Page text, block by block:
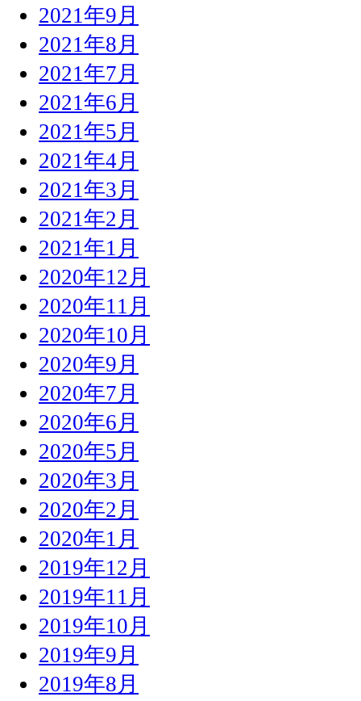
2021年9月
2021年8月
2021年7月
2021年6月
2021年5月
2021年4月
2021年3月
2021年2月
2021年1月
2020年12月
2020年11月
2020年10月
2020年9月
2020年7月
2020年6月
2020年5月
2020年3月
2020年2月
2020年1月
2019年12月
2019年11月
2019年10月
2019年9月
2019年8月